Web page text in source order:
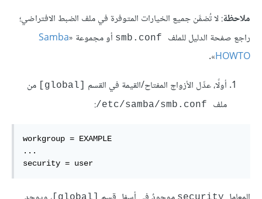
ملاحظة: لا تُضمَّن جميع الخيارات المتوفرة في ملف الضبط الافتراضي؛
راجع صفحة الدليل للملف
أو مجموعة «Samba
HOWTO
».
أولًا، عدِّل الأزواج المفتاح/القيمة في القسم
من
ملف
:
workgroup = EXAMPLE
...
security = user